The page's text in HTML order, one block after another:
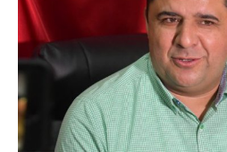
EXA INFORMA
CONTEXTOS
TRAYECTO LAGUNA
A MEDIA MAÑANA
DIÁLOGOS CON LA HISTORIA
TWEETS AND BEATS
LA MEJOR 97.1 ESTÉREO GALLITO
ACTUALIDADES GREM